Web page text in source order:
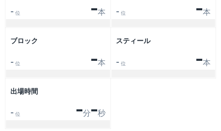
- 位 -本 - 位 -本
ブロック
- 位 -本
スティール
- 位 -本
出場時間
- 位 -分-秒